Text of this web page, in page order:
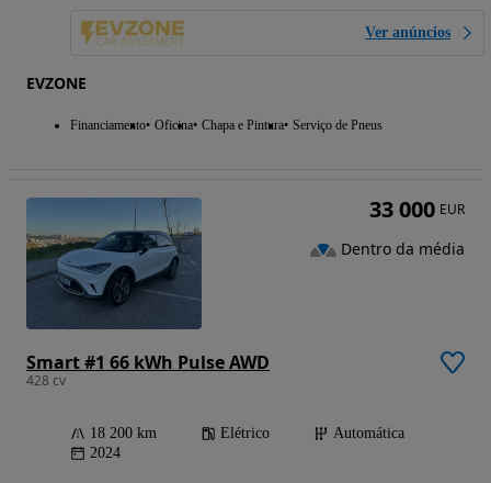
Ver anúncios
EVZONE
Financiamento Oficina Chapa e Pintura Serviço de Pneus
Smart #1 66 kWh Pulse AWD
428 cv
18 200 km Elétrico
Automática
2024
33 000 EUR
Dentro da média